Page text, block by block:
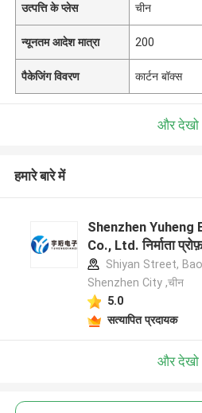
उत्पत्ति के प्लेस चीन
न्यूनतम आदेश मात्रा 200
पैकेजिंग विवरण कार्टन बॉक्स
और देखो
हमारे बारे में
Shenzhen
Co., Ltd. निर्माता
Shiyan Street,
Shenzhen City ,चीन
5.0
सत्यापित प्रदायक
और देखो